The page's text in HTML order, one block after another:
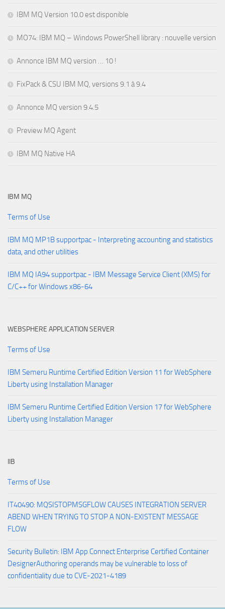
IBM MQ Version 10.0 est disponible
MO74: IBM MQ – Windows PowerShell library : nouvelle version
Annonce IBM MQ version … 10 !
FixPack & CSU IBM MQ, versions 9.1 à 9.4
Annonce MQ version 9.4.5
Preview MQ Agent
IBM MQ Native HA
IBM MQ
Terms of Use
IBM MQ MP1B supportpac - Interpreting accounting and statistics
data, and other utilities
IBM MQ IA94 supportpac - IBM Message Service Client (XMS) for
C/C++ for Windows x86-64
WEBSPHERE APPLICATION SERVER
Terms of Use
IBM Semeru Runtime Certified Edition Version 11 for WebSphere
Liberty using Installation Manager
IBM Semeru Runtime Certified Edition Version 17 for WebSphere
Liberty using Installation Manager
IIB
Terms of Use
IT40490: MQSISTOPMSGFLOW CAUSES INTEGRATION SERVER
ABEND WHEN TRYING TO STOP A NON-EXISTENT MESSAGE
FLOW
Security Bulletin: IBM App Connect Enterprise Certified Container
DesignerAuthoring operands may be vulnerable to loss of
confidentiality due to CVE-2021-4189